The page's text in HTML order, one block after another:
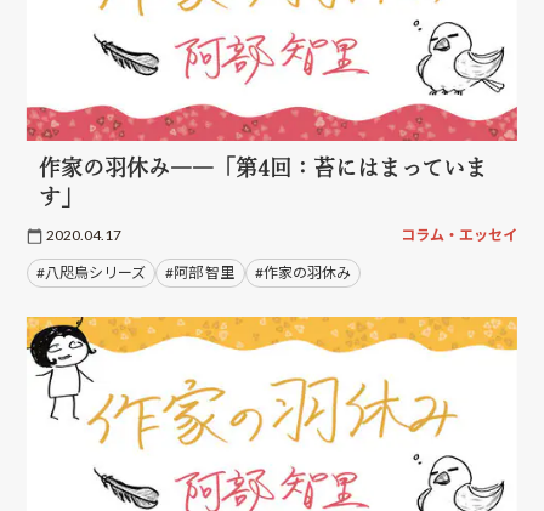
作家の羽休み――「第4回：苔にはまっていま
す」
2020.04.17 コラム・エッセイ
#八咫烏シリーズ #阿部 智里 #作家の羽休み